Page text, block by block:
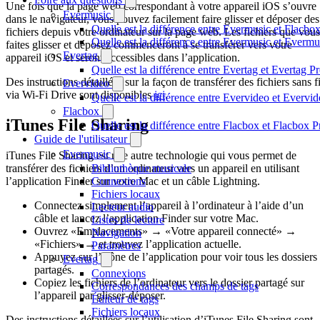
Evermusic
Quelle est la différence entre Evermusic et Flacbox
Quelle est la différence entre Evermusic et
Evertag
Quelle est la différence entre Evertag et Evertag
Evervideo
Quelle est la différence entre Evervideo et
Flacbox
Quelle est la différence entre Flacbox et Flacbox
Guide de l'utilisateur
Evermusic
Bibliothèque musicale
Connexions
Fichiers locaux
Lecteur audio
Listes de lecture
Navigation
Paramètres
Evertag
Connexions
Correspondances des champs de tags
Éditeur de tags
Fichiers locaux
Une fois que la page web correspondant à votre appareil iOS s’ouvre
dans le navigateur, vous pouvez facilement faire glisser et déposer des
fichiers depuis votre ordinateur sur la page web. Les fichiers que vous
faites glisser et déposez commenceront à se transférer vers votre
appareil iOS et seront accessibles dans l’application.
Des instructions détaillées sur la façon de transférer des fichiers sans
via Wi-Fi Drive sont disponiblesici.
iTunes File Sharing
iTunes File Sharing est une autre technologie qui vous permet de
transférer des fichiers d’un ordinateur vers un appareil en utilisant
l’application Finder sur votre Mac et un câble Lightning.
Connectez simplement l’appareil à l’ordinateur à l’aide d’un
câble et lancez l’application Finder sur votre Mac.
Ouvrez «Emplacements» → «Votre appareil connecté» →
«Fichiers» → et trouvez l’application actuelle.
Appuyez sur l’icône de l’application pour voir tous les dossiers
partagés.
Copiez les fichiers de l’ordinateur vers le dossier partagé sur
l’appareil par glisser-déposer.